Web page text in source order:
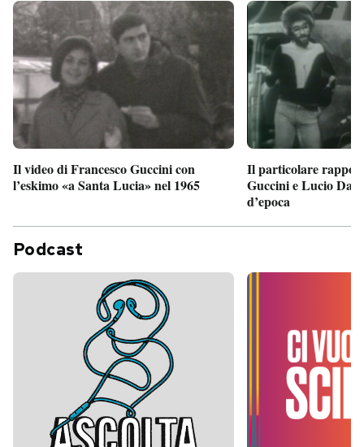
Il video di Francesco Guccini con
l’eskimo «a Santa Lucia» nel 1965
Il particolare
Guccini e Lucio
d’epoca
Podcast